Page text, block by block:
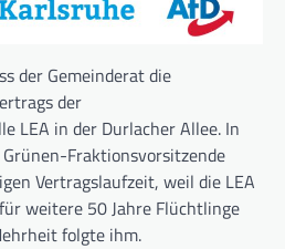
der Gemeinderat die
der
LEA in der Durlacher Allee. In
Fraktionsvorsitzende
Vertragslaufzeit, weil die LEA
weitere 50 Jahre Flüchtlinge
folgte ihm.